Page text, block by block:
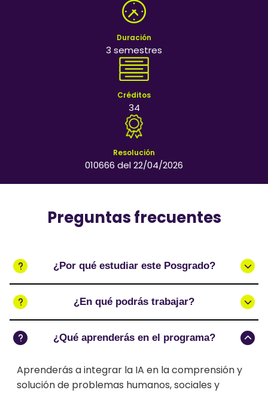
Duración
3 semestres
Créditos
34
Resolución
010666 del 22/04/2026
Preguntas frecuentes
¿Por qué estudiar este Posgrado?
¿En qué podrás trabajar?
¿Qué aprenderás en el programa?
Aprenderás a integrar la IA en la comprensión y
solución de problemas humanos, sociales y